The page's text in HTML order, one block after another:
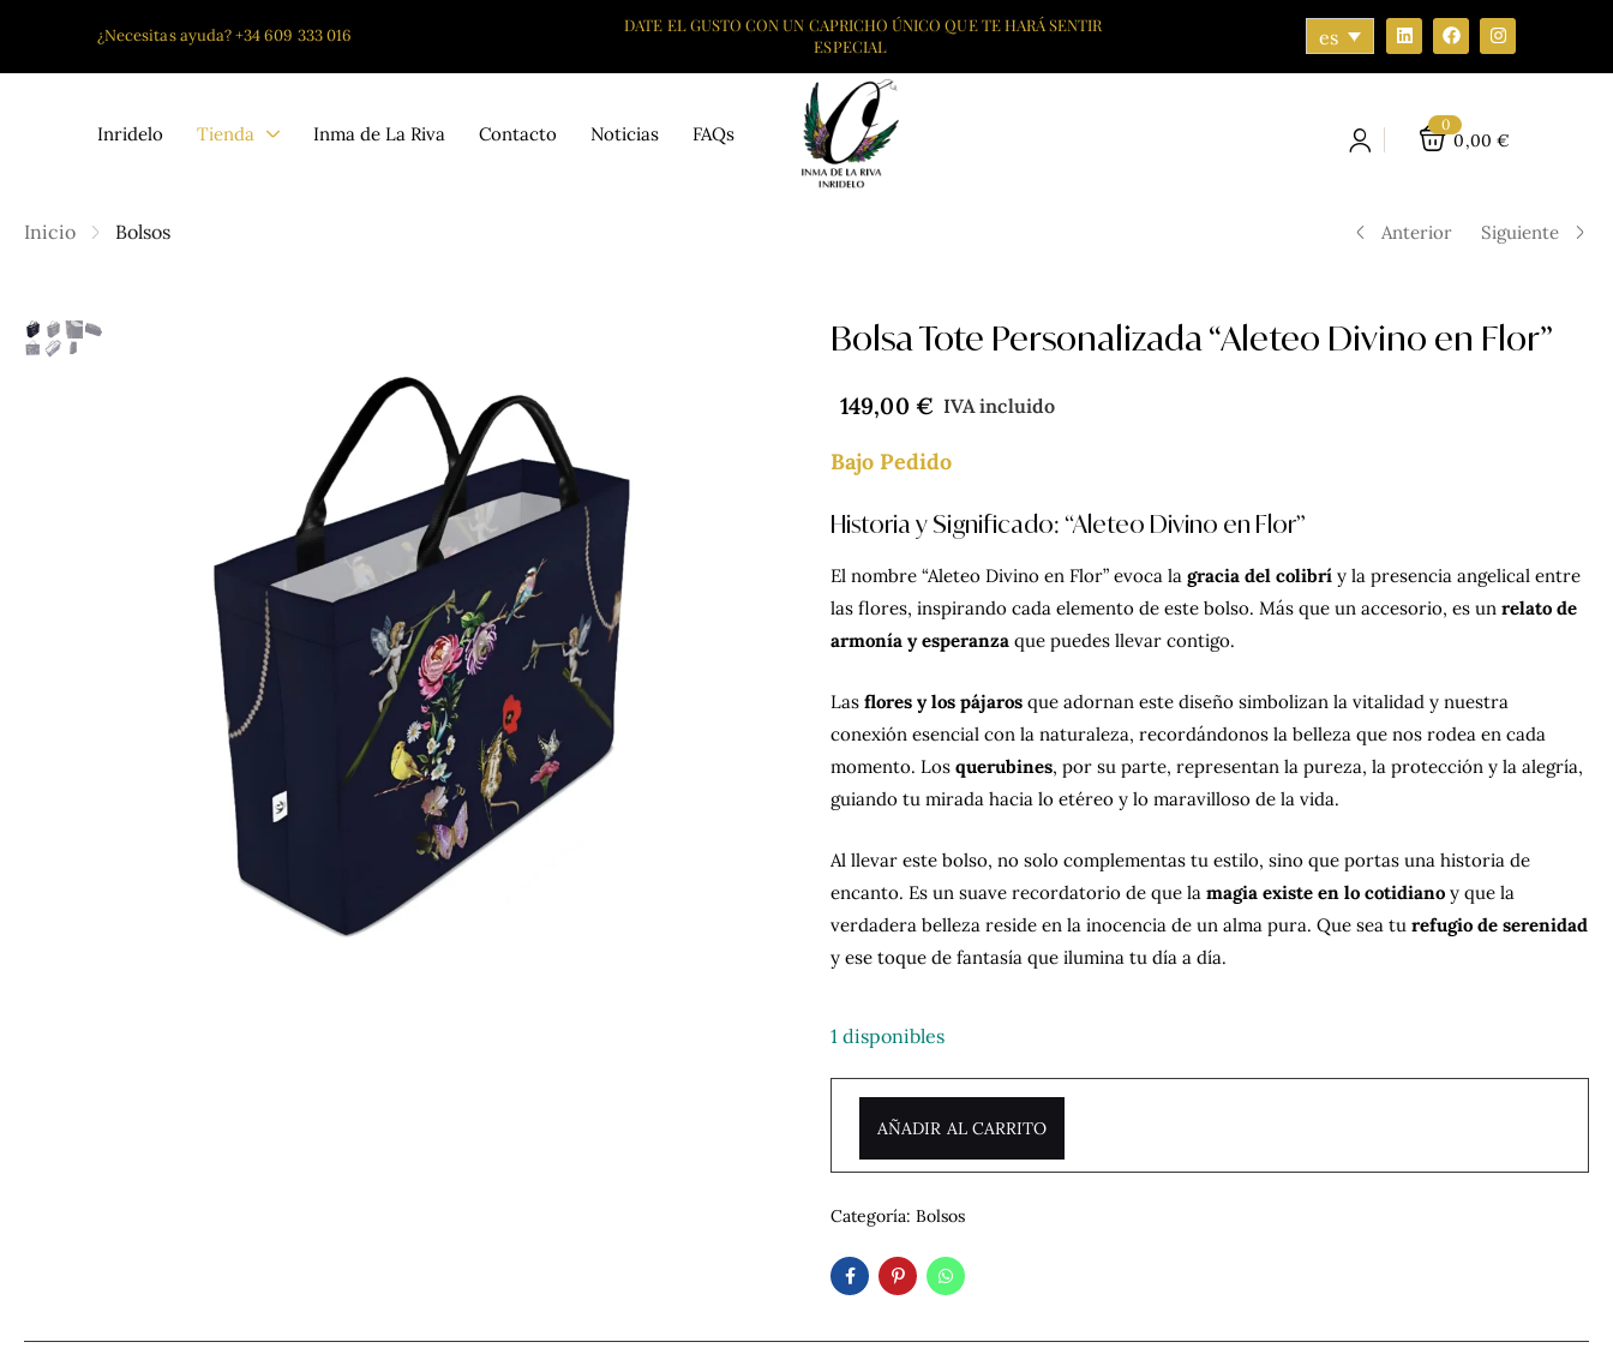
¿Necesitas ayuda?+34 609 333 016
DATE EL GUSTO CON UN CAPRICHO ÚNICO QUE TE HARÁ SENTIR
ESPECIAL
es
Inridelo Tienda Inma de La Riva Contacto Noticias FAQs 0
0,00 €
Inicio Bolsos Anterior Siguiente
Bolsa Tote Personalizada “Aleteo Divino en Flor”
149,00 € IVA incluido
Bajo Pedido
Historia y Significado: “Aleteo Divino en Flor”
El nombre “Aleteo Divino en Flor” evoca la gracia del colibrí y la presencia angelical entre
las flores, inspirando cada elemento de este bolso. Más que un accesorio, es un relato de
armonía y esperanza que puedes llevar contigo.
Las flores y los pájaros que adornan este diseño simbolizan la vitalidad y nuestra
conexión esencial con la naturaleza, recordándonos la belleza que nos rodea en cada
momento. Los querubines, por su parte, representan la pureza, la protección y la alegría,
guiando tu mirada hacia lo etéreo y lo maravilloso de la vida.
Al llevar este bolso, no solo complementas tu estilo, sino que portas una historia de
encanto. Es un suave recordatorio de que la magia existe en lo cotidiano y que la
verdadera belleza reside en la inocencia de un alma pura. Que sea tu refugio de serenidad
y ese toque de fantasía que ilumina tu día a día.
1 disponibles
AÑADIR AL CARRITO
Categoría: Bolsos